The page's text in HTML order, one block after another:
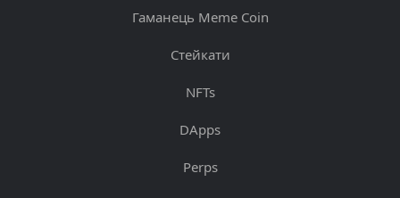
Гаманець Meme Coin
Стейкати
NFTs
DApps
Perps